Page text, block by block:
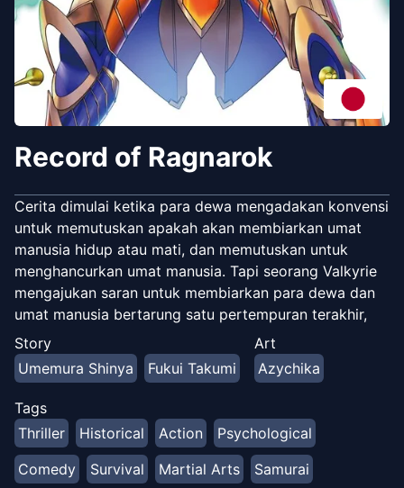
Record of Ragnarok
Cerita dimulai ketika para dewa mengadakan konvensi
untuk memutuskan apakah akan membiarkan umat
manusia hidup atau mati, dan memutuskan untuk
menghancurkan umat manusia. Tapi seorang Valkyrie
mengajukan saran untuk membiarkan para dewa dan
umat manusia bertarung satu pertempuran terakhir,
sebagai harapan terakhir untuk kelangsungan hidup
umat manusia. 13 dewa akan bertarung melawan 13
juara manusia dalam pertempuran satu lawan satu
untuk memutuskan apakah umat manusia hidup atau
mati.
Story
Umemura Shinya
Fukui Takumi
Art
Azychika
Tags
Thriller
Historical Action
Psychological
Comedy
Survival Martial Arts
Samurai